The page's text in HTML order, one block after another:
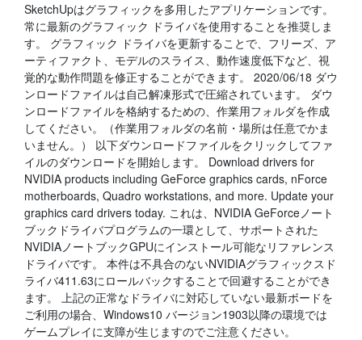
SketchUpはグラフィックを多用したアプリケーションです。
常に最新のグラフィック ドライバを使用することを推奨しま
す。 グラフィック ドライバを更新することで、フリーズ、ア
ーティファクト、モデルのスライス、動作速度低下など、視
覚的な動作問題を修正することができます。 2020/06/18 ダウ
ンロードファイルは自己解凍形式で圧縮されています。 ダウ
ンロードファイルを格納するための、作業用フォルダを作成
してください。（作業用フォルダの名前・場所は任意でかま
いません。） 以下ダウンロードファイルをクリックしてファ
イルのダウンロードを開始します。 Download drivers for
NVIDIA products including GeForce graphics cards, nForce
motherboards, Quadro workstations, and more. Update your
graphics card drivers today. これは、NVIDIA GeForceノート
ブックドライバプログラムの一環として、サポートされた
NVIDIAノートブックGPUにインストール可能なリファレンス
ドライバです。 本件は不具合のないNVIDIAグラフィックスド
ライバ411.63にロールバックすることで回避することができ
ます。 上記の正常なドライバに対応していない最新ボードを
ご利用の場合、Windows10 バージョン1903以降の環境では
ゲームプレイに支障が生じますのでご注意ください。